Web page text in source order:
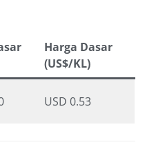
Harga Dasar
(US$/KL)
USD 0.53